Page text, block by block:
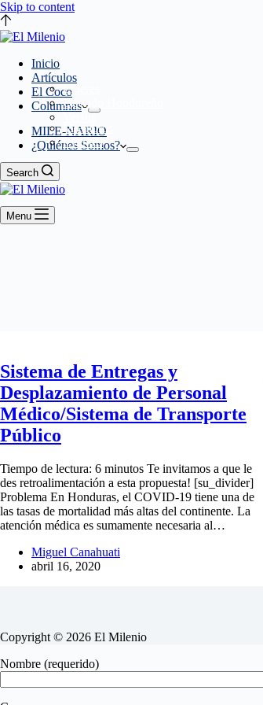
Skip to content
Inicio
Artículos
El Coco
Columnas
Líderes
Querido Hondureño
Versus
MILE-NARIO
¿Quiénes Somos?
Miembros
Eventos
Search
Menu
Sistema de Entregas y
Desplazamiento de Personal
Médico/Sistema de Transporte
Público
Tiempo de lectura: 6 minutos Te invitamos a que le
des retroalimentación a esta propuesta! [su_divider]
Problema En Honduras, el COVID-19 tiene una de
las tasas de mortalidad más altas del continente. La
atención médica es sumamente necesaria al…
Miguel Canahuati
abril 16, 2020
Copyright © 2026 El Milenio
Nombre (requerido)